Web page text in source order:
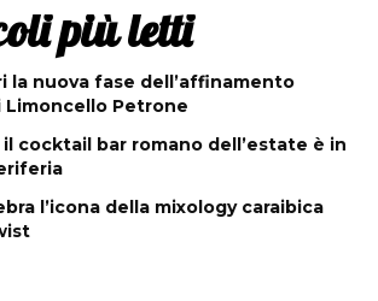
più letti
la nuova fase dell’affinamento
Limoncello Petrone
il cocktail bar romano dell’estate è in
l’icona della mixology caraibica